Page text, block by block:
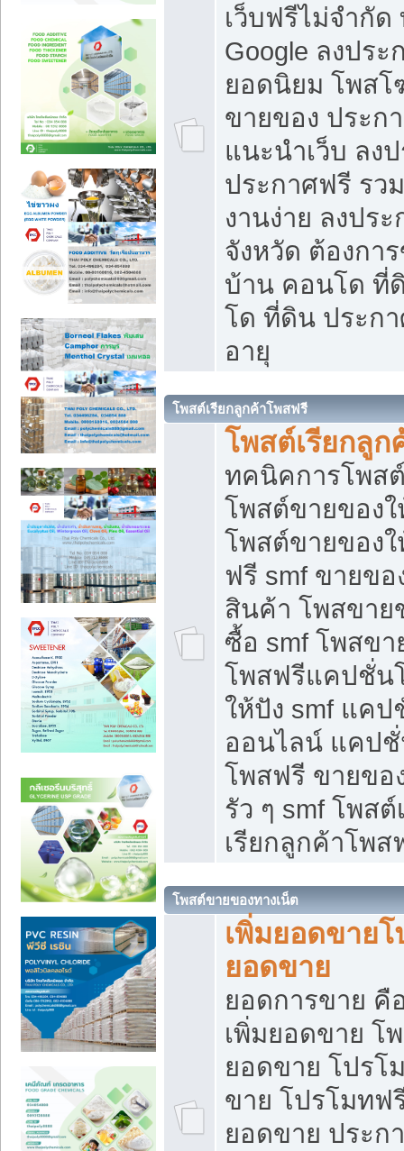
เว็บฟรีไม่จำกัด
Google ลงประ
ยอดนิยม โพส
ขายของ ประก
แนะนำเว็บ ลง
ประกาศฟรี รว
งานง่าย ลงปร
จังหวัด ต้องกา
บ้าน คอนโด ที่
โด ที่ดิน ประก
อายุ
โพสต์เรียกลูกค้าโพสฟรี
โพสต์เรียกลูก
ทคนิคการโพส
โพสต์ขายของ
โพสต์ขายของ
ฟรี smf ขายข
สินค้า โพสขาย
ซื้อ smf โพสข
โพสฟรีแคปชั่น
ให้ปัง smf แค
ออนไลน์ แคป
โพสฟรี ขายขอ
รัว ๆ smf โพส
เรียกลูกค้าโพส
โพสต์ขายของทางเน็ต
เพิ่มยอดขาย
ยอดขาย
ยอดการขาย คื
เพิ่มยอดขาย โ
ยอดขาย โปรโ
ขาย โปรโมทฟ
ยอดขาย ประก